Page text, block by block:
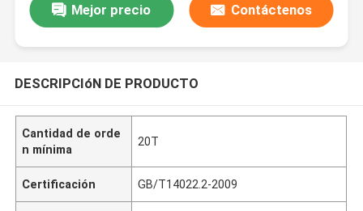
Mejor precio Contáctenos
DESCRIPCIóN DE PRODUCTO
Cantidad de orde
n mínima
20T
Certificación GB/T14022.2-2009